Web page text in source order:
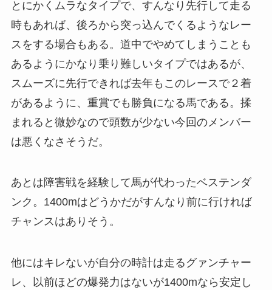
とにかくムラなタイプで、すんなり先行して走る
時もあれば、後ろから突っ込んでくるようなレー
スをする場合もある。道中でやめてしまうことも
あるようにかなり乗り難しいタイプではあるが、
スムーズに先行できれば去年もこのレースで２着
があるように、重賞でも勝負になる馬である。揉
まれると微妙なので頭数が少ない今回のメンバー
は悪くなさそうだ。
あとは障害戦を経験して馬が代わったベステンダ
ンク。1400mはどうかだがすんなり前に行ければ
チャンスはありそう。
他にはキレないが自分の時計は走るグァンチャー
レ、以前ほどの爆発力はないが1400mなら安定し